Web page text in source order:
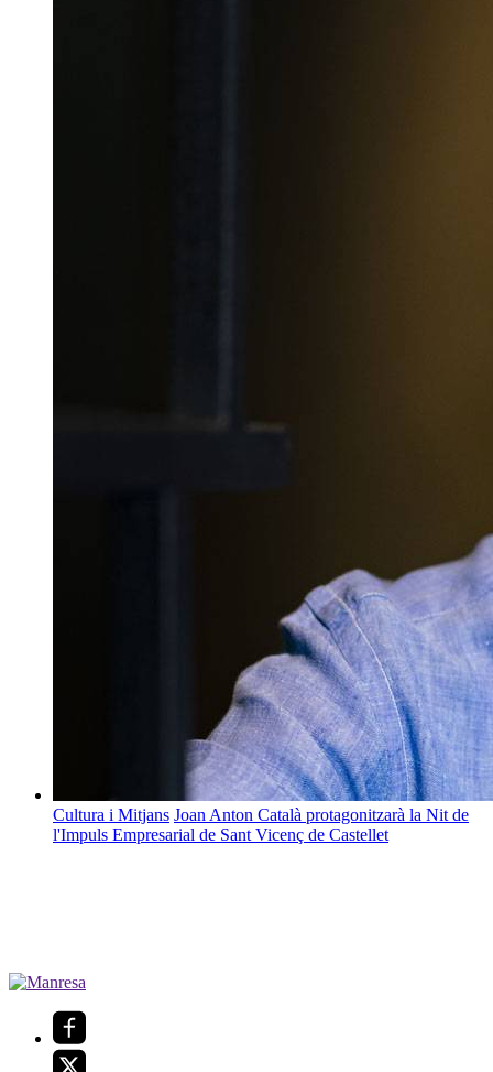
Cultura i Mitjans Joan Anton Català protagonitzarà la Nit de
l'Impuls Empresarial de Sant Vicenç de Castellet